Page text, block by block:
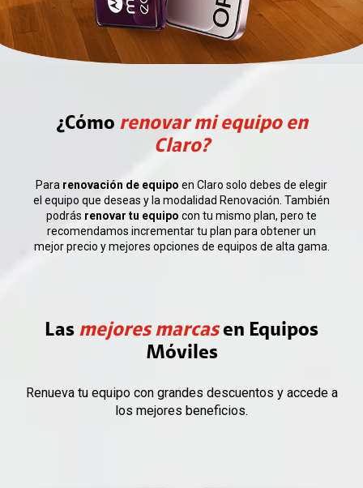
¿Cómo renovar mi equipo en
Claro?
Para renovación de equipo en Claro solo debes de elegir
el equipo que deseas y la modalidad Renovación. También
podrás renovar tu equipo con tu mismo plan, pero te
recomendamos incrementar tu plan para obtener un
mejor precio y mejores opciones de equipos de alta gama.
Las mejores marcasen Equipos
Móviles
Renueva tu equipo con grandes descuentos y accede a
los mejores beneficios.